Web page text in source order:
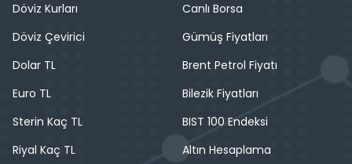
Döviz Kurları
Döviz Çevirici
Dolar TL
Euro TL
Sterin Kaç TL
Riyal Kaç TL
Canlı Borsa
Gümüş Fiyatları
Brent Petrol Fiyatı
Bilezik Fiyatları
BIST 100 Endeksi
Altın Hesaplama